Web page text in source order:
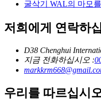
굴삭기 WAL의 마모
저희에게 연락하
D38 Chenghui
지금 전화하십시오 :
우리를 따르십시